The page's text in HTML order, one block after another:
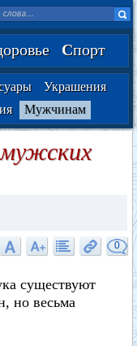
Спорт
Украшения
Мужчинам
0
существуют
но весьма